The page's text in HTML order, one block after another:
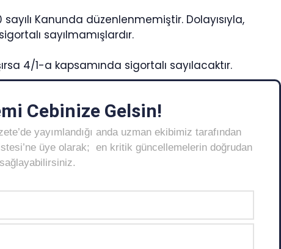
Kanunda düzenlenmemiştir. Dolayısıyla,
sayılmamışlardır.
4/1-a kapsamında sigortalı sayılacaktır.
Cebinize Gelsin!
yayımlandığı anda uzman ekibimiz tarafından
üye olarak; en kritik güncellemelerin doğrudan